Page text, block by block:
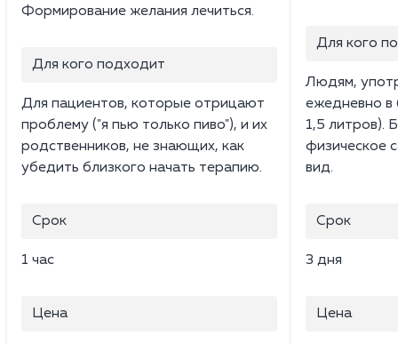
Формирование желания лечиться.
Для кого подходит
Для пациентов, которые отрицают
проблему ("я пью только пиво"), и их
родственников, не знающих, как
убедить близкого начать терапию.
Срок
1 час
Цена
Для кого
Людям,
ежедневно в
1,5 литров).
физическое
вид.
Срок
3 дня
Цена